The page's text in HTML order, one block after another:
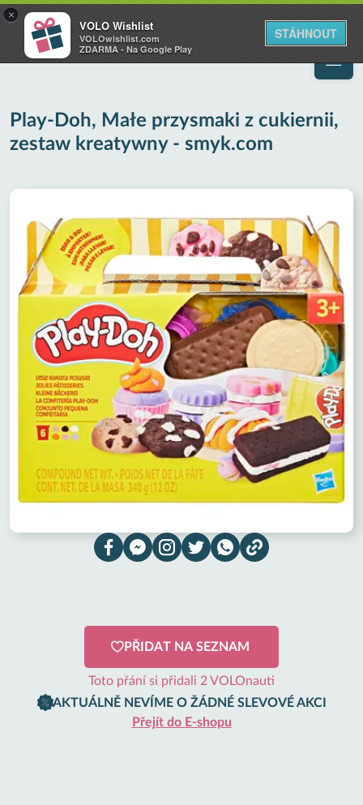
VOLO
Váš online wishlist
×
VOLO Wishlist
VOLOwishlist.com
ZDARMA - Na Google Play
STÁHNOUT
Play-Doh, Małe przysmaki z cukiernii,
zestaw kreatywny - smyk.com
PŘIDAT NA SEZNAM
Toto přání si přidali 2 VOLOnauti
AKTUÁLNĚ NEVÍME O ŽÁDNÉ SLEVOVÉ AKCI
Přejít do E-shopu